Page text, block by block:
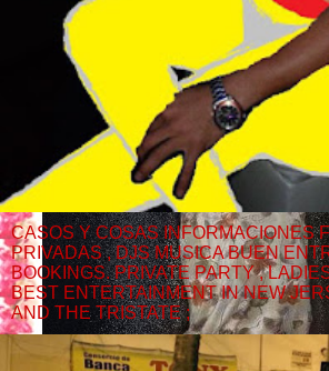
CASOS Y COSAS INFORMACIONES
PRIVADAS , DJS MUSICA BUEN
BOOKINGS. PRIVATE PARTY ,
BEST ENTERTAINMENT IN NEW
AND THE TRISTATE ;